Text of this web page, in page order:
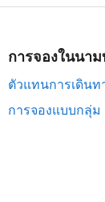
การจองในนา
ตัวแทนการเดินท
การจองแบบกลุ่ม